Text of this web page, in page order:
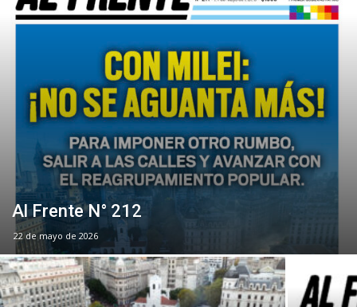
Al Frente N° 212
22 de mayo de 2026